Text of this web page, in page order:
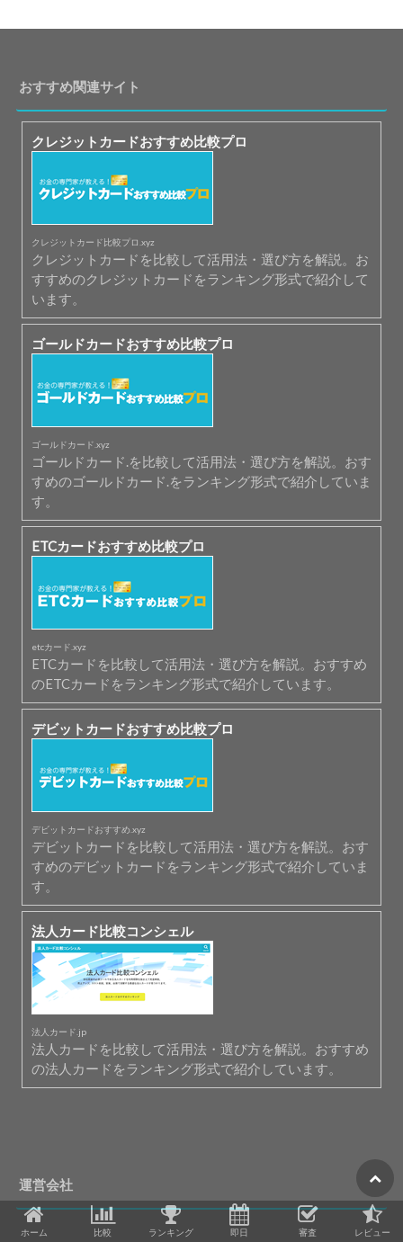
おすすめ関連サイト
クレジットカードおすすめ比較プロ
クレジットカード比較プロ.xyz
クレジットカードを比較して活用法・選び方を解説。お
すすめのクレジットカードをランキング形式で紹介して
います。
ゴールドカードおすすめ比較プロ
ゴールドカード.xyz
ゴールドカード.を比較して活用法・選び方を解説。おす
すめのゴールドカード.をランキング形式で紹介していま
す。
ETCカードおすすめ比較プロ
etcカード.xyz
ETCカードを比較して活用法・選び方を解説。おすすめ
のETCカードをランキング形式で紹介しています。
デビットカードおすすめ比較プロ
デビットカードおすすめ.xyz
デビットカードを比較して活用法・選び方を解説。おす
すめのデビットカードをランキング形式で紹介していま
す。
法人カード比較コンシェル
法人カード.jp
法人カードを比較して活用法・選び方を解説。おすすめ
の法人カードをランキング形式で紹介しています。
運営会社
ホーム 比較 ランキング 即日 審査 レビュー